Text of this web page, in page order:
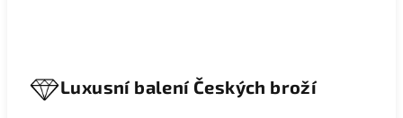
Luxusní balení Českých broží